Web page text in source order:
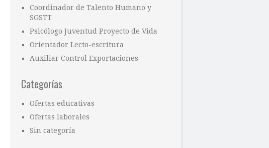
Coordinador de Talento Humano y
SGSTT
Psicólogo Juventud Proyecto de Vida
Orientador Lecto-escritura
Auxiliar Control Exportaciones
Categorías
Ofertas educativas
Ofertas laborales
Sin categoría